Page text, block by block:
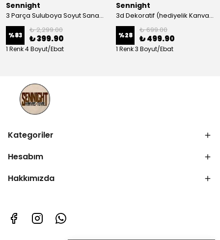
Sennight
3 Parça Suluboya Soyut Sanat Koleksiyonu Dekoratif Kanvas Tablo
%83
₺ 2,299.00
₺ 399.90
1 Renk 4 Boyut/Ebat
Sennight
3d Dekoratif (hediyelik Kanvas Tablo)
%28
₺ 699.00
₺ 499.90
1 Renk 3 Boyut/Ebat
Kategoriler
Hesabım
Hakkımızda